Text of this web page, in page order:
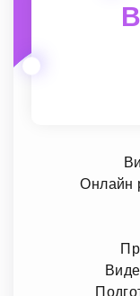
Онлайн